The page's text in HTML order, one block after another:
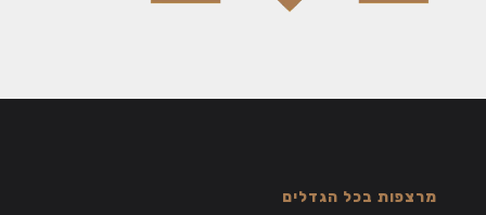
מרצפות בכל הגדלים